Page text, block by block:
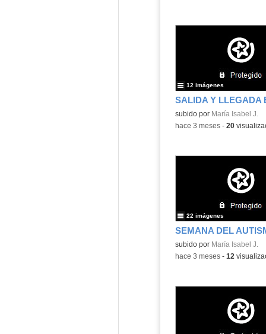
subido por María Isabel J.
12 imágenes
-hace 3 meses- 20
subido por María Isabel J.
22 imágenes
-hace 3 meses- 12